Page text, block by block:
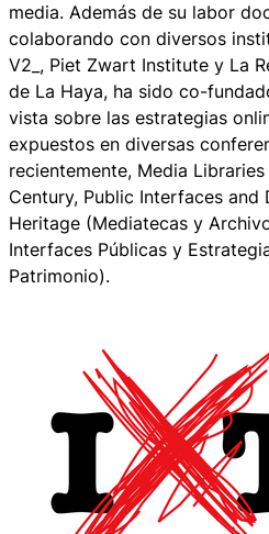
media. Además de su labor
colaborando con diversos
V2_, Piet Zwart Institute y La
de La Haya, ha sido co-
vista sobre las estrategias
expuestos en diversas
recientemente, Media
Century, Public Interfaces
Heritage (Mediatecas y
Interfaces Públicas y
Patrimonio).